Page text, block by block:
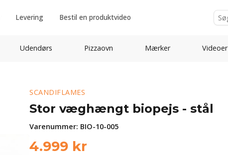
Levering Bestil en produktvideo
Udendørs Pizzaovn Mærker Videoer
SCANDIFLAMES
Stor væghængt biopejs - stål
Varenummer: BIO-10-005
4.999 kr